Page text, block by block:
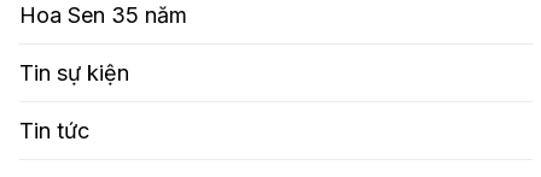
Hoa Sen 35 năm
Tin sự kiện
Tin tức